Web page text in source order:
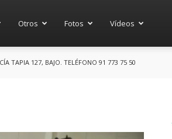
Otros Fotos Vídeos
TAPIA 127, BAJO. TELÉFONO 91 773 75 50